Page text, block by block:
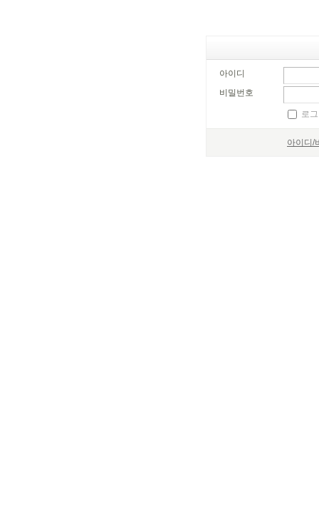
아이디
비밀번호
로
아이디/